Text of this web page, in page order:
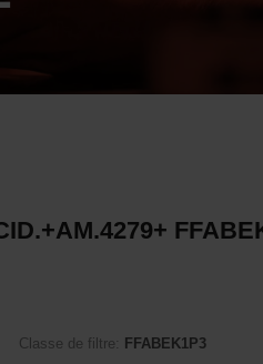
Classe de filtre:
FFABEK1P3